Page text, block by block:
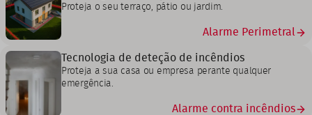
Proteja o seu terraço, pátio ou jardim.
Alarme Perimetral
Tecnologia de deteção de incêndios
Proteja a sua casa ou empresa perante qualquer
emergência.
Alarme contra incêndios